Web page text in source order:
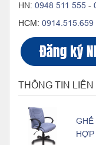
HN: 0948 511 555 -
HCM: 0914.515.659
THÔNG TIN LIÊN
GHẾ
HỢP